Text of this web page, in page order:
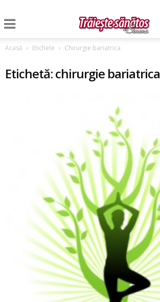
Acasă Etichete Chirurgie bariatrica
Etichetă: chirurgie bariatrica